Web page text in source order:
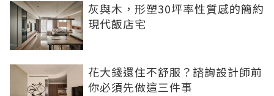
灰與木，形塑30坪率性質感的簡約
現代飯店宅
花大錢還住不舒服？諮詢設計師前
你必須先做這三件事